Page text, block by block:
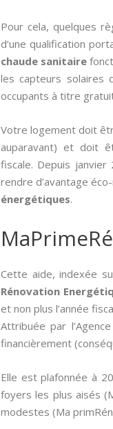
Pour cela, quelques
d’une qualification
chaude sanitaire
les capteurs solaires
occupants à titre
Votre logement doit
auparavant) et doit
fiscale. Depuis
rendre d’avantage
énergétiques.
Cette aide, indexée
Rénovation
et non plus l’année
Attribuée par
financièrement
Elle est plafonnée à
foyers les plus aisés
modestes (Ma